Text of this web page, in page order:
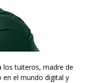
los tuiteros, madre de
el mundo digital y